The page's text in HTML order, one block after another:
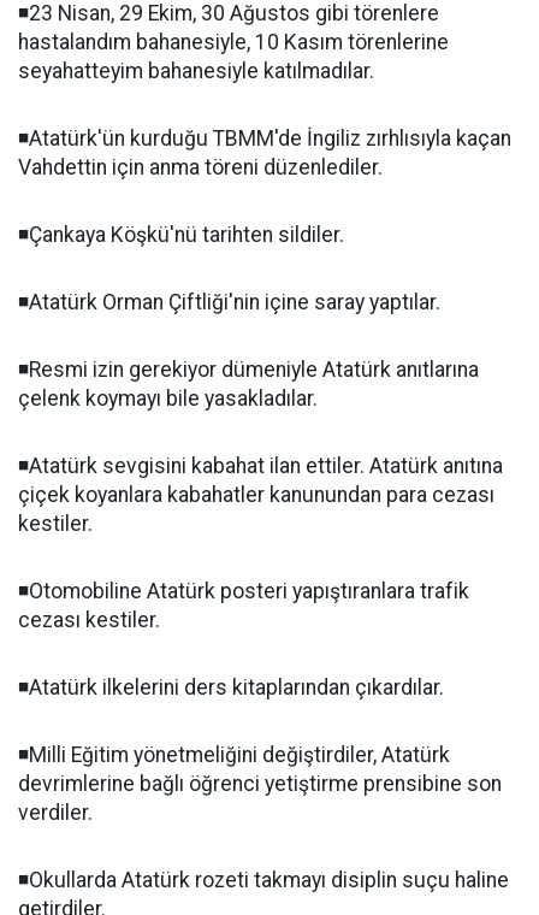
◾️23 Nisan, 29 Ekim, 30 Ağustos gibi törenlere
hastalandım bahanesiyle, 10 Kasım törenlerine
seyahatteyim bahanesiyle katılmadılar.
◾️Atatürk'ün kurduğu TBMM'de İngiliz zırhlısıyla kaçan
Vahdettin için anma töreni düzenlediler.
◾️Çankaya Köşkü'nü tarihten sildiler.
◾️Atatürk Orman Çiftliği'nin içine saray yaptılar.
◾️Resmi izin gerekiyor dümeniyle Atatürk anıtlarına
çelenk koymayı bile yasakladılar.
◾️Atatürk sevgisini kabahat ilan ettiler. Atatürk anıtına
çiçek koyanlara kabahatler kanunundan para cezası
kestiler.
◾️Otomobiline Atatürk posteri yapıştıranlara trafik
cezası kestiler.
◾️Atatürk ilkelerini ders kitaplarından çıkardılar.
◾️Milli Eğitim yönetmeliğini değiştirdiler, Atatürk
devrimlerine bağlı öğrenci yetiştirme prensibine son
verdiler.
◾️Okullarda Atatürk rozeti takmayı disiplin suçu haline
getirdiler.